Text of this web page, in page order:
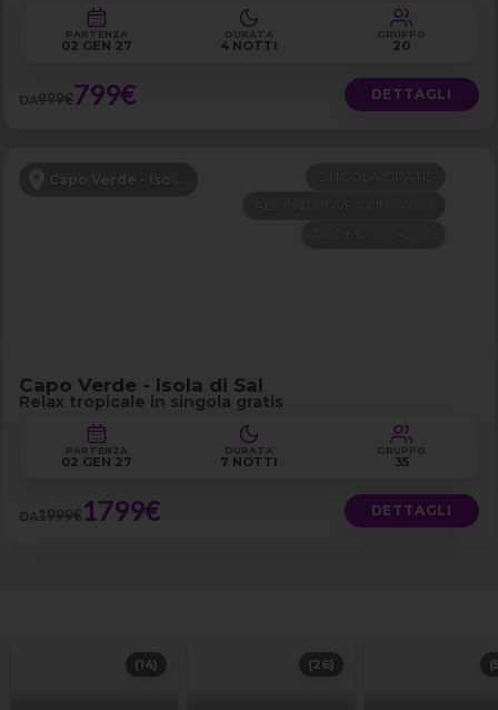
PARTENZA
02 GEN 27
DURATA
4 NOTTI
GRUPPO
20
DA999€799€ DETTAGLI
Capo Verde - Isola di Sal
Capo Verde - Isola di Sal
Relax tropicale in singola gratis
PARTENZA
02 GEN 27
DURATA
7 NOTTI
GRUPPO
35
DA1999€1799€ DETTAGLI
(14) (26)